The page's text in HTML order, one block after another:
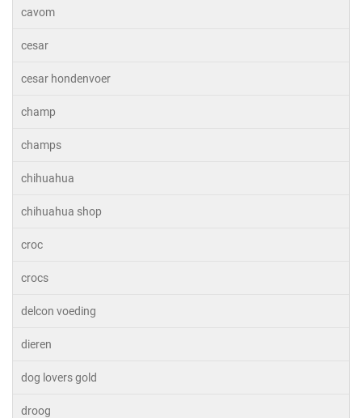
cavom
cesar
cesar hondenvoer
champ
champs
chihuahua
chihuahua shop
croc
crocs
delcon voeding
dieren
dog lovers gold
droog